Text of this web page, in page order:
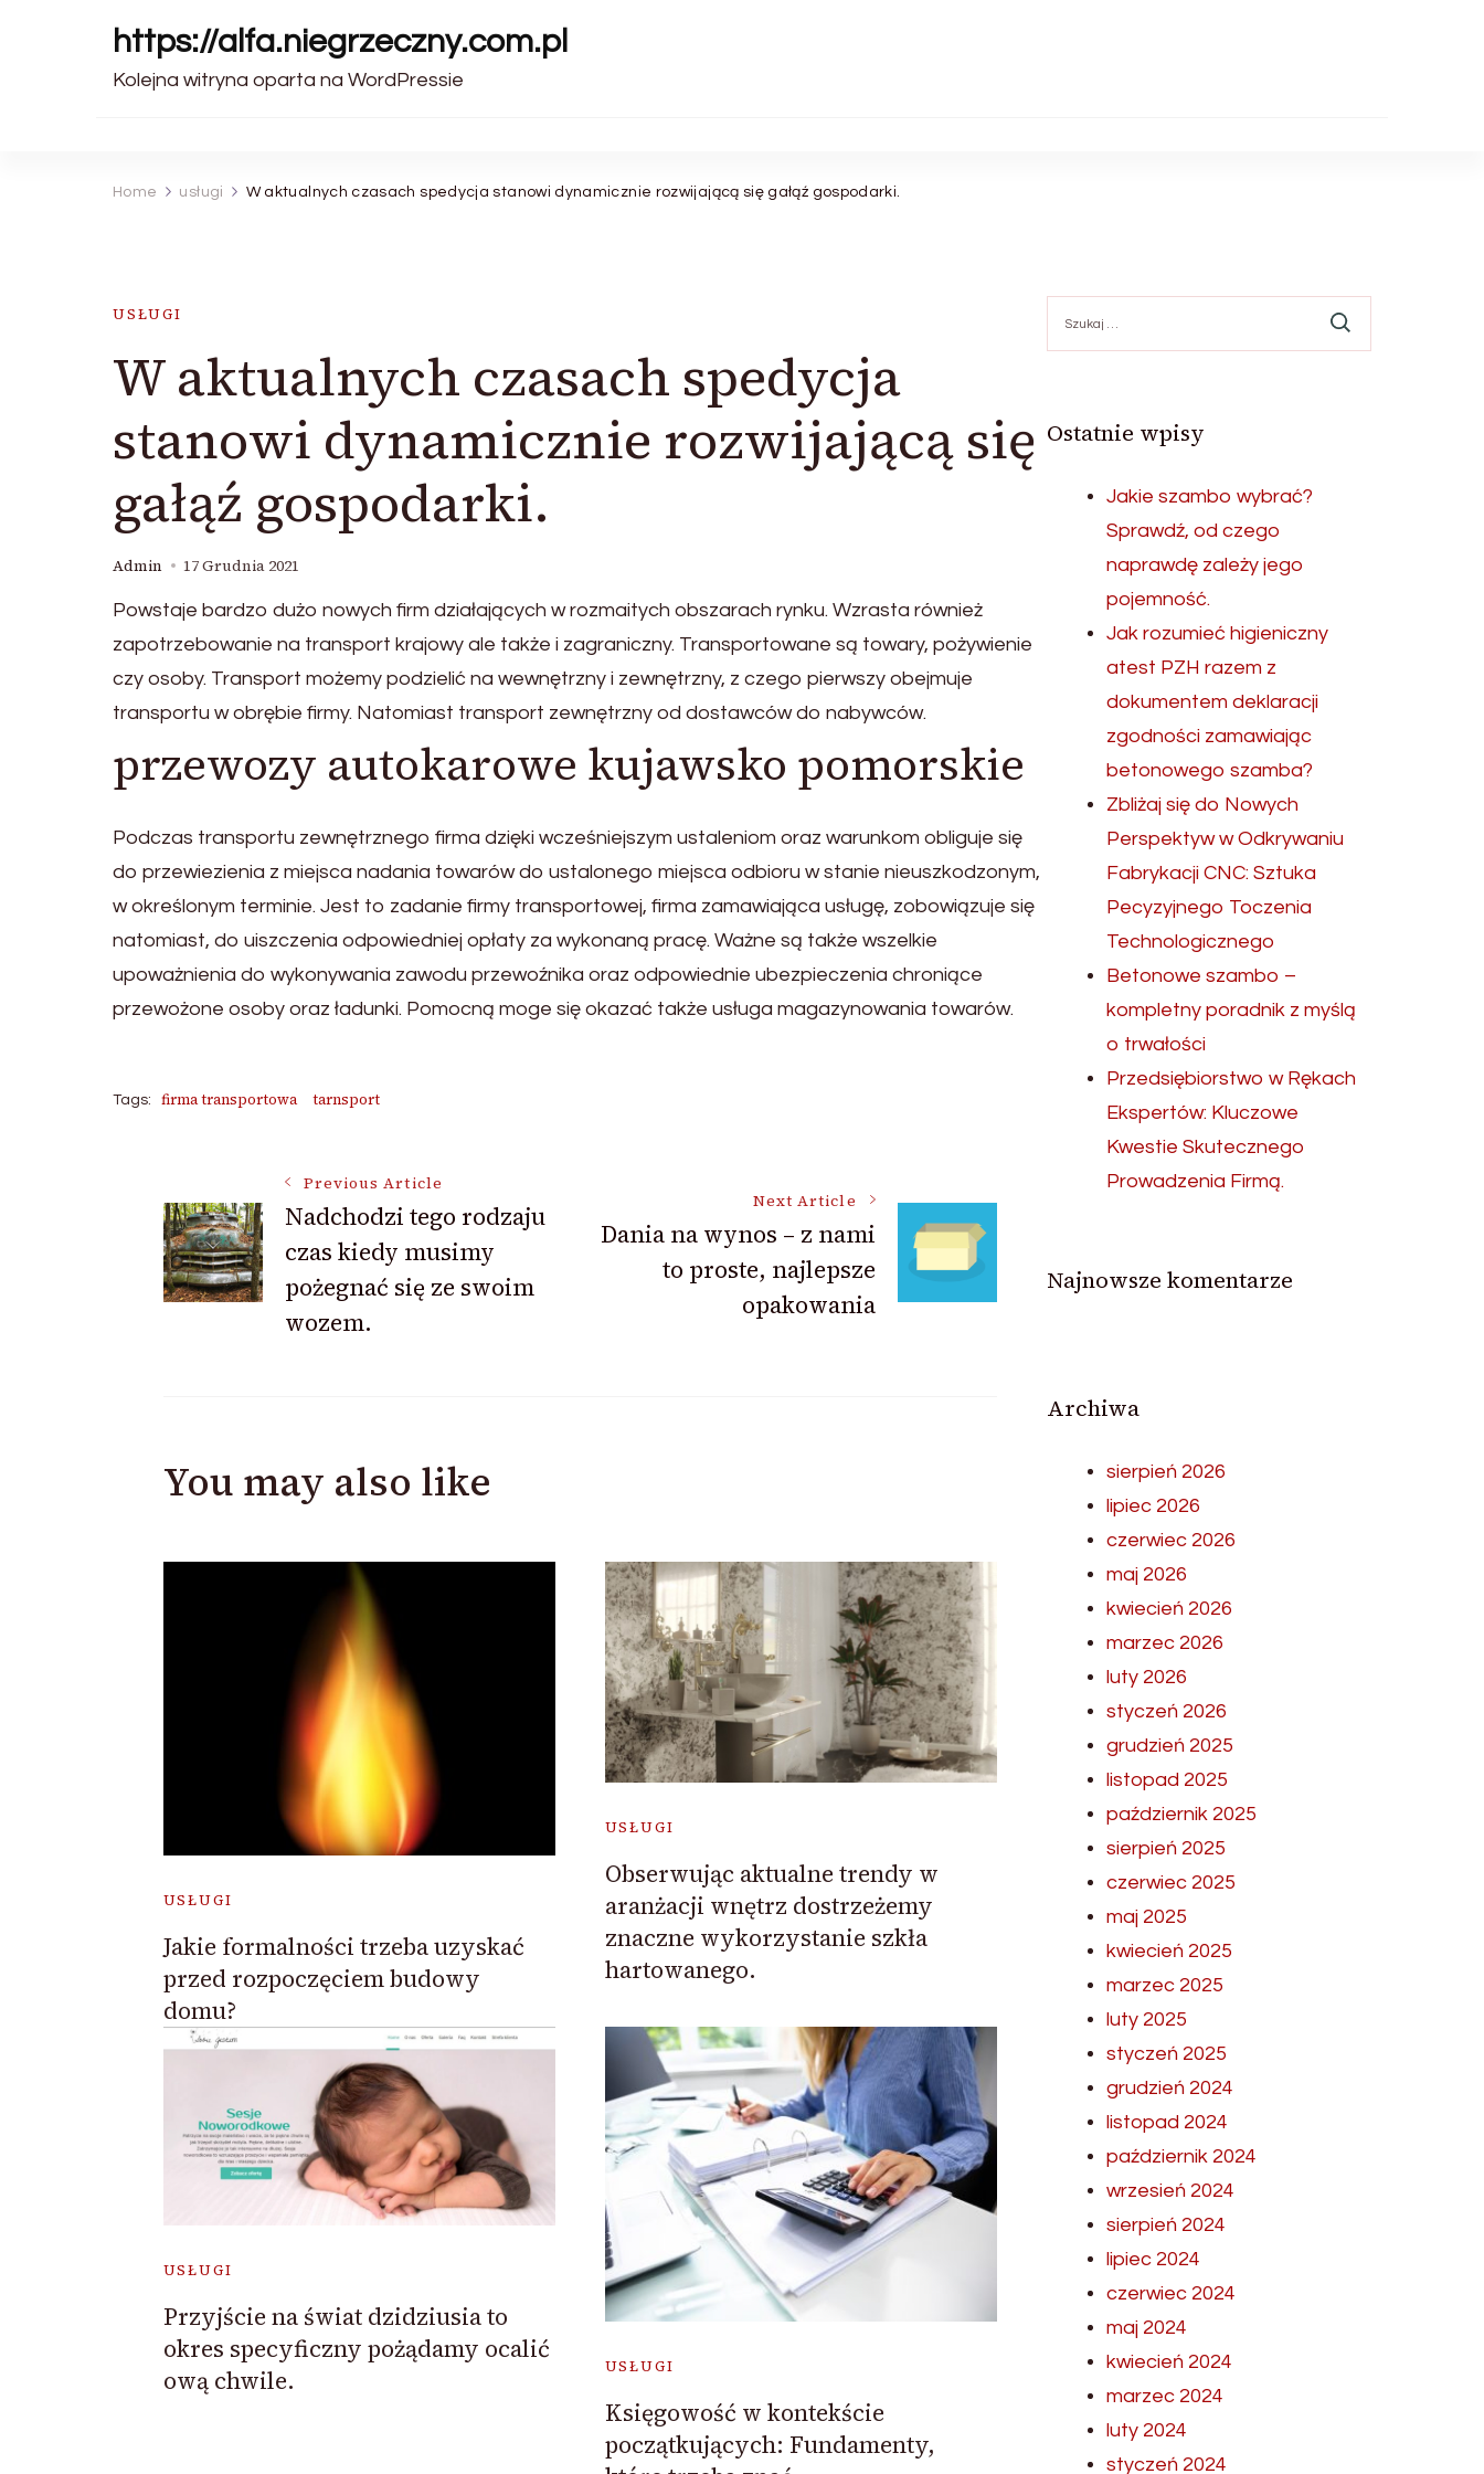
https://alfa.niegrzeczny.com.pl
Kolejna witryna oparta na WordPressie
Home usługi W aktualnych czasach spedycja stanowi dynamicznie rozwijającą się gałąź gospodarki.
USŁUGI
W aktualnych czasach spedycja
stanowi dynamicznie rozwijającą się
gałąź gospodarki.
Admin 17 Grudnia 2021
Powstaje bardzo dużo nowych firm działających w rozmaitych obszarach rynku. Wzrasta również
zapotrzebowanie na transport krajowy ale także i zagraniczny. Transportowane są towary, pożywienie
czy osoby. Transport możemy podzielić na wewnętrzny i zewnętrzny, z czego pierwszy obejmuje
transportu w obrębie firmy. Natomiast transport zewnętrzny od dostawców do nabywców.
przewozy autokarowe kujawsko pomorskie
Podczas transportu zewnętrznego firma dzięki wcześniejszym ustaleniom oraz warunkom obliguje się
do przewiezienia z miejsca nadania towarów do ustalonego miejsca odbioru w stanie nieuszkodzonym,
w określonym terminie. Jest to zadanie firmy transportowej, firma zamawiająca usługę, zobowiązuje się
natomiast, do uiszczenia odpowiedniej opłaty za wykonaną pracę. Ważne są także wszelkie
upoważnienia do wykonywania zawodu przewoźnika oraz odpowiednie ubezpieczenia chroniące
przewożone osoby oraz ładunki. Pomocną moge się okazać także usługa magazynowania towarów.
Tags: firma transportowa tarnsport
Post
Navigation
Previous Article
Nadchodzi tego rodzaju
czas kiedy musimy
pożegnać się ze swoim
wozem.
Next Article
Dania na wynos – z nami
to proste, najlepsze
opakowania
You may also like
USŁUGI
Jakie formalności trzeba uzyskać
przed rozpoczęciem budowy
domu?
USŁUGI
Obserwując aktualne trendy w
aranżacji wnętrz dostrzeżemy
znaczne wykorzystanie szkła
hartowanego.
USŁUGI
Przyjście na świat dzidziusia to
okres specyficzny pożądamy ocalić
ową chwile.
USŁUGI
Księgowość w kontekście
początkujących: Fundamenty,
Ostatnie wpisy
Jakie szambo wybrać?
Sprawdź, od czego
naprawdę zależy jego
pojemność.
Jak rozumieć higieniczny
atest PZH razem z
dokumentem deklaracji
zgodności zamawiając
betonowego szamba?
Zbliżaj się do Nowych
Perspektyw w Odkrywaniu
Fabrykacji CNC: Sztuka
Pecyzyjnego Toczenia
Technologicznego
Betonowe szambo –
kompletny poradnik z myślą
o trwałości
Przedsiębiorstwo w Rękach
Ekspertów: Kluczowe
Kwestie Skutecznego
Prowadzenia Firmą.
Najnowsze komentarze
Archiwa
sierpień 2026
lipiec 2026
czerwiec 2026
maj 2026
kwiecień 2026
marzec 2026
luty 2026
styczeń 2026
grudzień 2025
listopad 2025
październik 2025
sierpień 2025
czerwiec 2025
maj 2025
kwiecień 2025
marzec 2025
luty 2025
styczeń 2025
grudzień 2024
listopad 2024
październik 2024
wrzesień 2024
sierpień 2024
lipiec 2024
czerwiec 2024
maj 2024
kwiecień 2024
marzec 2024
luty 2024
styczeń 2024